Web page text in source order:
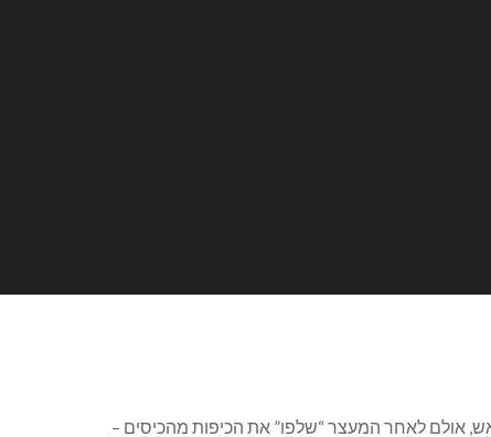
אולם לאחר המעצר “שלפו” את הכיפות מהכיסים –